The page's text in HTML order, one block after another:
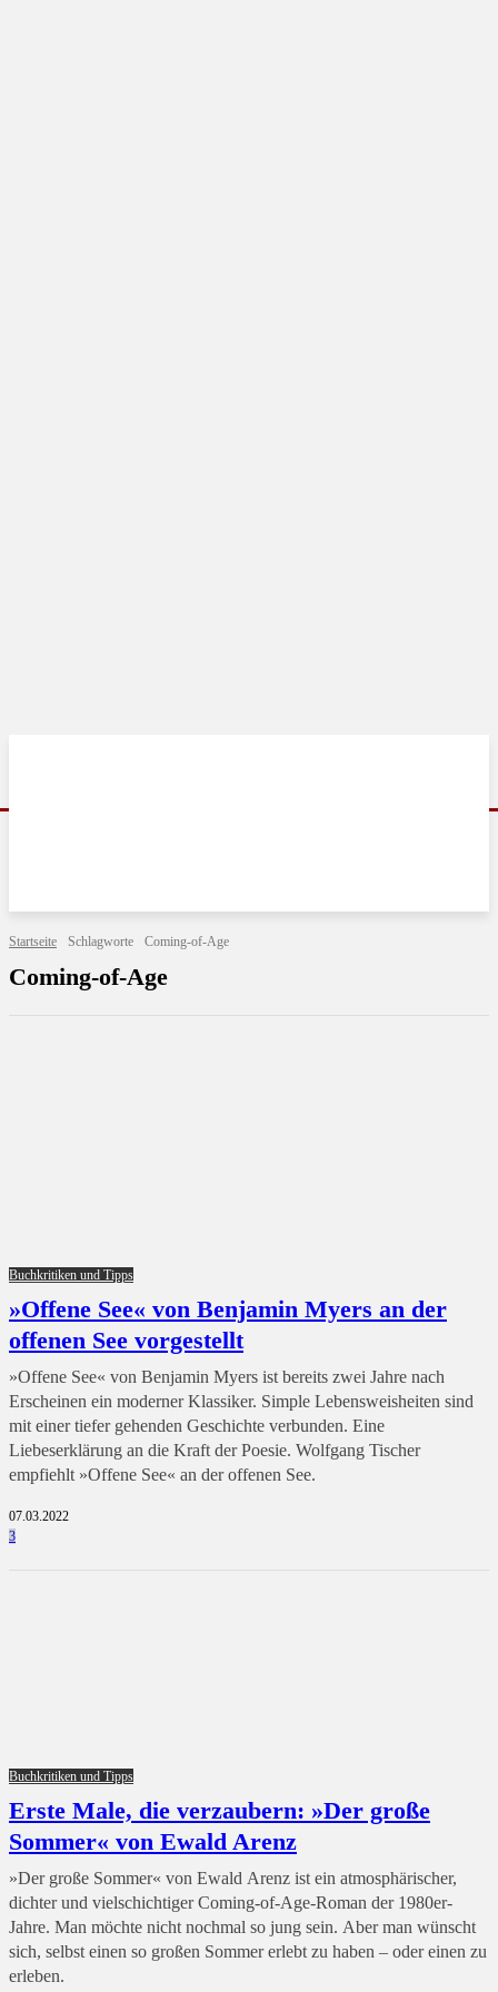
Startseite Schlagworte Coming-of-Age
Coming-of-Age
Buchkritiken und Tipps
»Offene See« von Benjamin Myers an der
offenen See vorgestellt
»Offene See« von Benjamin Myers ist bereits zwei Jahre nach
Erscheinen ein moderner Klassiker. Simple Lebensweisheiten sind
mit einer tiefer gehenden Geschichte verbunden. Eine
Liebeserklärung an die Kraft der Poesie. Wolfgang Tischer
empfiehlt »Offene See« an der offenen See.
07.03.2022
3
Buchkritiken und Tipps
Erste Male, die verzaubern: »Der große
Sommer« von Ewald Arenz
»Der große Sommer« von Ewald Arenz ist ein atmosphärischer,
dichter und vielschichtiger Coming-of-Age-Roman der 1980er-
Jahre. Man möchte nicht nochmal so jung sein. Aber man wünscht
sich, selbst einen so großen Sommer erlebt zu haben – oder einen zu
erleben.